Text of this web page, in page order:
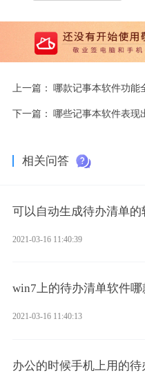
上一篇： 哪款记事本软件功能
下一篇： 哪些记事本软件表现
相关问答
可以自动生成待办清单的
2021-03-16 11:40:39
win7上的待办清单软件哪
2021-03-16 11:40:13
办公的时候手机上用的待